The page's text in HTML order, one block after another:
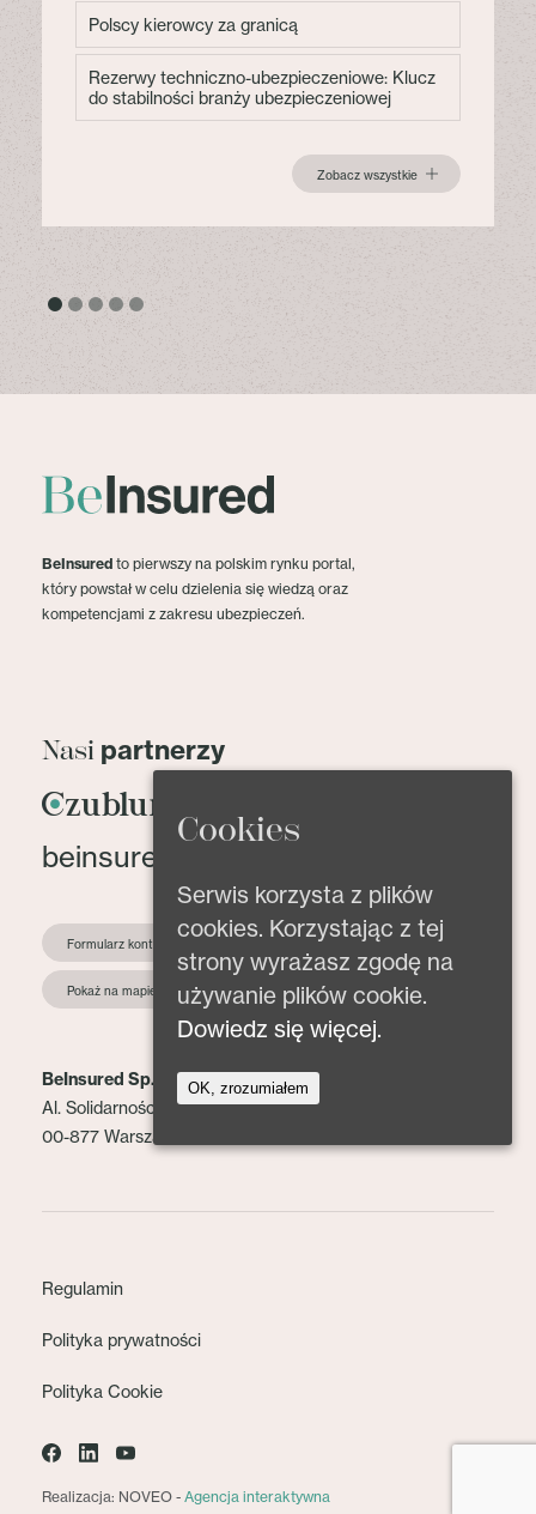
Polscy kierowcy za granicą
Rezerwy techniczno-ubezpieczeniowe: Klucz
do stabilności branży ubezpieczeniowej
Zobacz wszystkie
BeInsured to pierwszy na polskim rynku portal,
który powstał w celu dzielenia się wiedzą oraz
kompetencjami z zakresu ubezpieczeń.
Nasi partnerzy
beinsured@beinsured.pl
Formularz kontaktowy
Pokaż na mapie
BeInsured Sp. z o.o.
Al. Solidarności 153 lok. 2
00-877 Warszawa
Regulamin
Polityka prywatności
Polityka Cookie
Realizacja: NOVEO - Agencja interaktywna
Cookies
Serwis korzysta z plików
cookies. Korzystając z tej
strony wyrażasz zgodę na
używanie plików cookie.
Dowiedz się więcej.
OK, zrozumiałem